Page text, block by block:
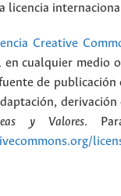
licencia
Creative
cualquier medio
de
y Valores.